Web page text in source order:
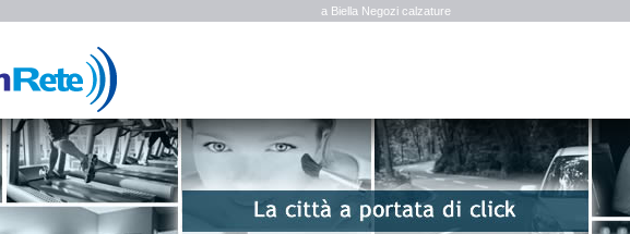
a Biella Negozi calzature